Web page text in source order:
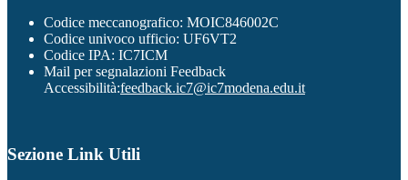
Codice meccanografico: MOIC846002C
Codice univoco ufficio: UF6VT2
Codice IPA: IC7ICM
Mail per segnalazioni Feedback
Accessibilità:feedback.ic7@ic7modena.edu.it
Sezione Link Utili